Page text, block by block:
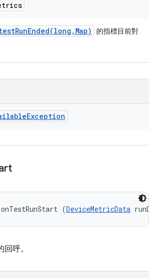
long , Map)
的指標目前對
Exception
(DeviceMetricData
呼。